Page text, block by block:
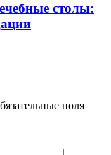
столы:
поля